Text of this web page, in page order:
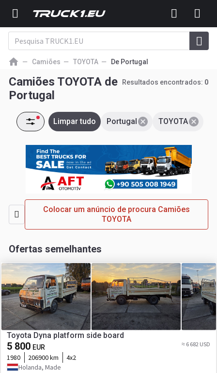
Camiões TOYOTA De Portugal
Camiões TOYOTA de
Portugal
Resultados encontrados: 0
TOYOTA
Portugal
Limpar tudo
Colocar um anúncio de procura Camiões
TOYOTA
Ofertas semelhantes
Toyota Dyna platform side board
5 800 EUR ≈ 6 682 USD
1980 206900 km
4x2
Holanda, Made